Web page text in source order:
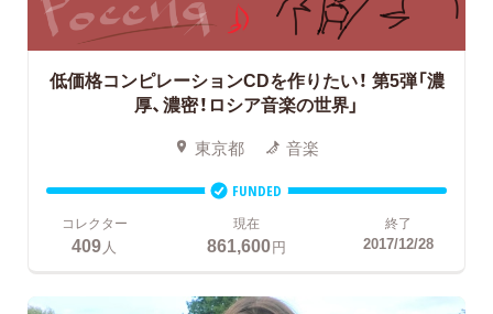
低価格コンピレーションCDを作りたい！ 第5弾「濃
厚、濃密！ロシア音楽の世界」
東京都 音楽
FUNDED
コレクター
409人
現在
861,600円
終了
2017/12/28